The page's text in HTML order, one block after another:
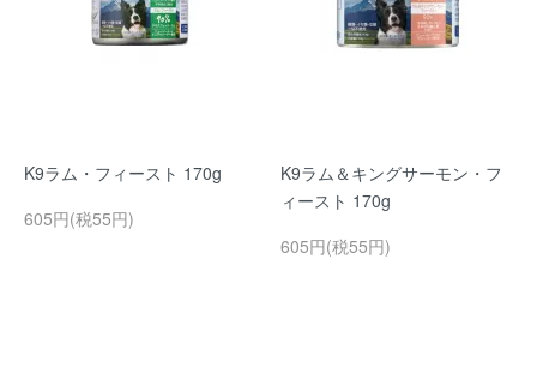
K9ラム・フィースト 170g
605円(税55円)
K9ラム＆キングサーモン・フ
ィースト 170g
605円(税55円)